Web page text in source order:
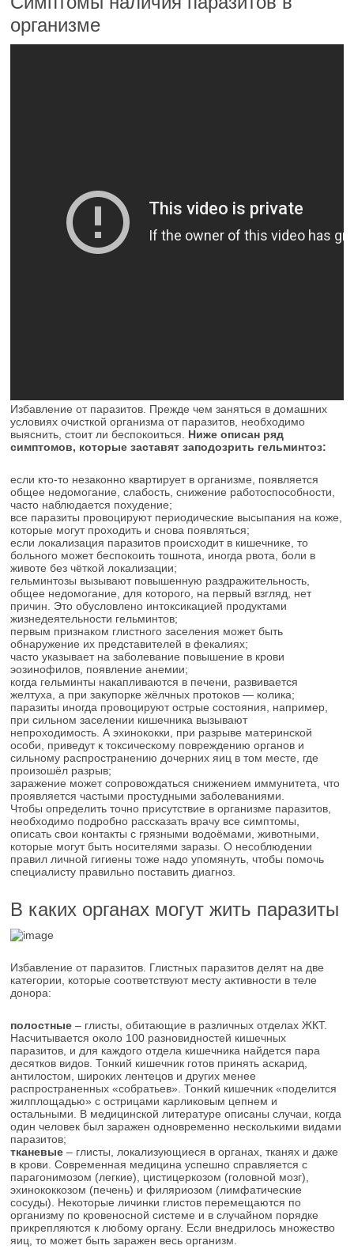
организме
Избавление от паразитов. Прежде чем заняться в домашних
условиях очисткой организма от паразитов, необходимо
выяснить, стоит ли беспокоиться. Ниже описан ряд
симптомов, которые заставят заподозрить гельминтоз:
если кто-то незаконно квартирует в организме, появляется
общее недомогание, слабость, снижение работоспособности,
часто наблюдается похудение;
все паразиты провоцируют периодические высыпания на коже,
которые могут проходить и снова появляться;
если локализация паразитов происходит в кишечнике, то
больного может беспокоить тошнота, иногда рвота, боли в
животе без чёткой локализации;
гельминтозы вызывают повышенную раздражительность,
общее недомогание, для которого, на первый взгляд, нет
причин. Это обусловлено интоксикацией продуктами
жизнедеятельности гельминтов;
первым признаком глистного заселения может быть
обнаружение их представителей в фекалиях;
часто указывает на заболевание повышение в крови
эозинофилов, появление анемии;
когда гельминты накапливаются в печени, развивается
желтуха, а при закупорке жёлчных протоков — колика;
паразиты иногда провоцируют острые состояния, например,
при сильном заселении кишечника вызывают
непроходимость. А эхинококки, при разрыве материнской
особи, приведут к токсическому повреждению органов и
сильному распространению дочерних яиц в том месте, где
произошёл разрыв;
заражение может сопровождаться снижением иммунитета, что
проявляется частыми простудными заболеваниями.
Чтобы определить точно присутствие в организме паразитов,
необходимо подробно рассказать врачу все симптомы,
описать свои контакты с грязными водоёмами, животными,
которые могут быть носителями заразы. О несоблюдении
правил личной гигиены тоже надо упомянуть, чтобы помочь
специалисту правильно поставить диагноз.
В каких органах могут жить паразиты
Избавление от паразитов. Глистных паразитов делят на две
категории, которые соответствуют месту активности в теле
донора:
полостные – глисты, обитающие в различных отделах ЖКТ.
Насчитывается около 100 разновидностей кишечных
паразитов, и для каждого отдела кишечника найдется пара
десятков видов. Тонкий кишечник готов принять аскарид,
антилостом, широких лентецов и других менее
распространенных «собратьев». Тонкий кишечник «поделится
жилплощадью» с острицами карликовым цепнем и
остальными. В медицинской литературе описаны случаи, когда
один человек был заражен одновременно несколькими видами
паразитов;
тканевые – глисты, локализующиеся в органах, тканях и даже
в крови. Современная медицина успешно справляется с
парагонимозом (легкие), цистицеркозом (головной мозг),
эхинококкозом (печень) и филяриозом (лимфатические
сосуды). Некоторые личинки глистов перемещаются по
организму по кровеносной системе и в случайном порядке
прикрепляются к любому органу. Если внедрилось множество
яиц, то может быть заражен весь организм.